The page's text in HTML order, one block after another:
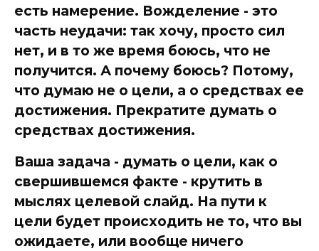
есть намерение. Вожделение - это
часть неудачи: так хочу, просто сил
нет, и в то же время боюсь, что не
получится. А почему боюсь? Потому,
что думаю не о цели, а о средствах ее
достижения. Прекратите думать о
средствах достижения.
Ваша задача - думать о цели, как о
свершившемся факте - крутить в
мыслях целевой слайд. На пути к
цели будет происходить не то, что вы
ожидаете, или вообще ничего